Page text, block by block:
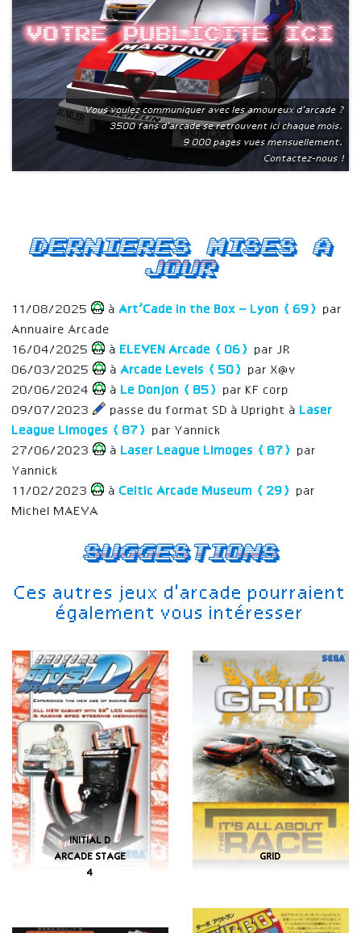
Votre publicite ici
Vous voulez communiquer avec les amoureux d'arcade ?
3500 fans d'arcade se retrouvent ici chaque mois.
9 000 pages vues mensuellement.
Contactez-nous !
Suggestions
Ces autres jeux d'arcade pourraient
également vous intéresser
INITIAL D
ARCADE STAGE
4
GRID
Dernieres mises a
jour
11/08/2025 à Art’Cade in the Box – Lyon (69)
par
Annuaire Arcade
16/04/2025
à ELEVEN Arcade (06)
par JR
06/03/2025
à Arcade Levels (50)
par X@v
20/06/2024
à Le Donjon (85)
par KF corp
09/07/2023
passe du format SD à Upright à Laser
League Limoges (87)
par Yannick
27/06/2023
à Laser League Limoges (87)
par
Yannick
11/02/2023
à Celtic Arcade Museum (29)
par
Michel MAEVA